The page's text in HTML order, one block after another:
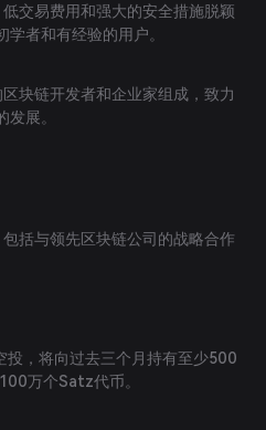
交易费用和强大的安全措施脱颖
者和有经验的用户。
块链开发者和企业家组成，致力
展。
括与领先区块链公司的战略合作
，将向过去三个月持有至少500
万个Satz代币。